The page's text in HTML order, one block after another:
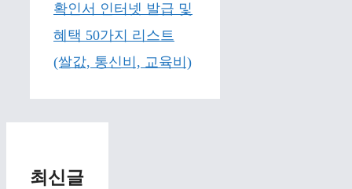
확인서 인터넷 발급 및
혜택 50가지 리스트
(쌀값, 통신비, 교육비)
최신글